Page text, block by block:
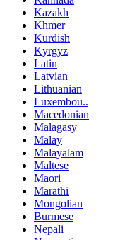
Kazakh
Khmer
Kurdish
Kyrgyz
Latin
Latvian
Lithuanian
Luxembou..
Macedonian
Malagasy
Malay
Malayalam
Maltese
Maori
Marathi
Mongolian
Burmese
Nepali